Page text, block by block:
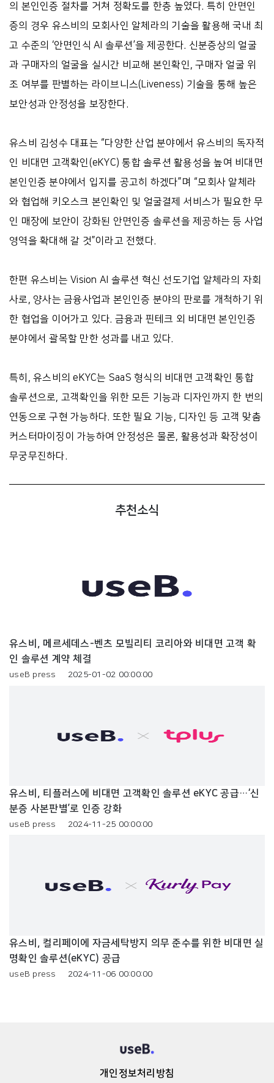
의 본인인증 절차를 거쳐 정확도를 한층 높였다. 특히 안면인
증의 경우 유스비의 모회사인 알체라의 기술을 활용해 국내 최
고 수준의 ‘안면인식 AI 솔루션’을 제공한다. 신분증상의 얼굴
과 구매자의 얼굴을 실시간 비교해 본인확인, 구매자 얼굴 위
조 여부를 판별하는 라이브니스(Liveness) 기술을 통해 높은
보안성과 안정성을 보장한다.
유스비 김성수 대표는 “다양한 산업 분야에서 유스비의 독자적
인 비대면 고객확인(eKYC) 통합 솔루션 활용성을 높여 비대면
본인인증 분야에서 입지를 공고히 하겠다”며 “모회사 알체라
와 협업해 키오스크 본인확인 및 얼굴결제 서비스가 필요한 무
인 매장에 보안이 강화된 안면인증 솔루션을 제공하는 등 사업
영역을 확대해 갈 것”이라고 전했다.
한편 유스비는 Vision AI 솔루션 혁신 선도기업 알체라의 자회
사로, 양사는 금융사업과 본인인증 분야의 판로를 개척하기 위
한 협업을 이어가고 있다. 금융과 핀테크 외 비대면 본인인증
분야에서 괄목할 만한 성과를 내고 있다.
특히, 유스비의 eKYC는 SaaS 형식의 비대면 고객확인 통합
솔루션으로, 고객확인을 위한 모든 기능과 디자인까지 한 번의
연동으로 구현 가능하다. 또한 필요 기능, 디자인 등 고객 맞춤
커스터마이징이 가능하여 안정성은 물론, 활용성과 확장성이
무궁무진하다.
추천소식
유스비, 메르세데스-벤츠 모빌리티 코리아와 비대면 고객 확
인 솔루션 계약 체결
useB press 2025-01-02 00:00:00
유스비, 티플러스에 비대면 고객확인 솔루션 eKYC 공급…‘신
분증 사본판별’로 인증 강화
useB press 2024-11-25 00:00:00
유스비, 컬리페이에 자금세탁방지 의무 준수를 위한 비대면 실
명확인 솔루션(eKYC) 공급
useB press 2024-11-06 00:00:00
개인정보처리방침